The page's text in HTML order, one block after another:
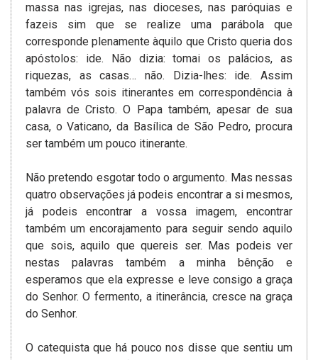
massa nas igrejas, nas dioceses, nas paróquias e
fazeis sim que se realize uma parábola que
corresponde plenamente àquilo que Cristo queria dos
apóstolos: ide. Não dizia: tomai os palácios, as
riquezas, as casas… não. Dizia-lhes: ide. Assim
também vós sois itinerantes em correspondência à
palavra de Cristo. O Papa também, apesar de sua
casa, o Vaticano, da Basílica de São Pedro, procura
ser também um pouco itinerante.
Não pretendo esgotar todo o argumento. Mas nessas
quatro observações já podeis encontrar a si mesmos,
já podeis encontrar a vossa imagem, encontrar
também um encorajamento para seguir sendo aquilo
que sois, aquilo que quereis ser. Mas podeis ver
nestas palavras também a minha bênção e
esperamos que ela expresse e leve consigo a graça
do Senhor. O fermento, a itinerância, cresce na graça
do Senhor.
O catequista que há pouco nos disse que sentiu um